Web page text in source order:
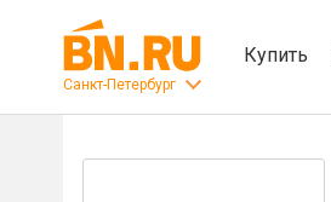
Санкт-Петербург
Купить